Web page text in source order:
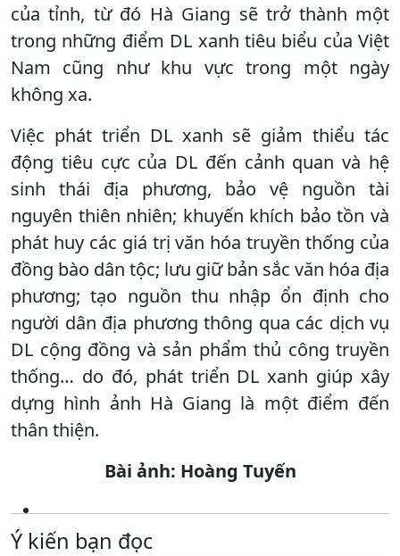
của tỉnh, từ đó Hà Giang sẽ trở thành một
trong những điểm DL xanh tiêu biểu của Việt
Nam cũng như khu vực trong một ngày
không xa.
Việc phát triển DL xanh sẽ giảm thiểu tác
động tiêu cực của DL đến cảnh quan và hệ
sinh thái địa phương, bảo vệ nguồn tài
nguyên thiên nhiên; khuyến khích bảo tồn và
phát huy các giá trị văn hóa truyền thống của
đồng bào dân tộc; lưu giữ bản sắc văn hóa địa
phương; tạo nguồn thu nhập ổn định cho
người dân địa phương thông qua các dịch vụ
DL cộng đồng và sản phẩm thủ công truyền
thống… do đó, phát triển DL xanh giúp xây
dựng hình ảnh Hà Giang là một điểm đến
thân thiện.
Bài ảnh: Hoàng Tuyến
Ý kiến bạn đọc